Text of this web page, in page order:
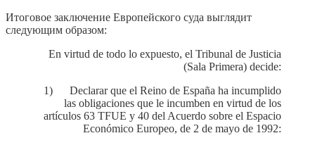
Итоговое заключение Европейского суда выглядит
следующим образом:
En virtud de todo lo expuesto, el Tribunal de Justicia
(Sala Primera) decide:
1) Declarar que el Reino de España ha incumplido
las obligaciones que le incumben en virtud de los
artículos 63 TFUE y 40 del Acuerdo sobre el Espacio
Económico Europeo, de 2 de mayo de 1992: